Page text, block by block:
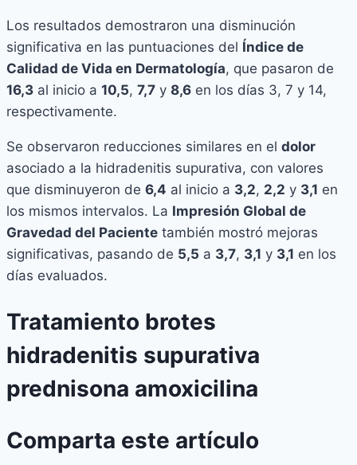
Los resultados demostraron una disminución
significativa en las puntuaciones del Índice de
Calidad de Vida en Dermatología, que pasaron de
16,3 al inicio a 10,5, 7,7 y 8,6 en los días 3, 7 y 14,
respectivamente.
Se observaron reducciones similares en el dolor
asociado a la hidradenitis supurativa, con valores
que disminuyeron de 6,4 al inicio a 3,2, 2,2 y 3,1 en
los mismos intervalos. La Impresión Global de
Gravedad del Paciente también mostró mejoras
significativas, pasando de 5,5 a 3,7, 3,1 y 3,1 en los
días evaluados.
Tratamiento brotes
hidradenitis supurativa
prednisona amoxicilina
Comparta este artículo